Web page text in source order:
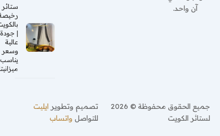
آن واحد.
ستائر
رخيصة
بالكويت
| جودة
عالية
وسعر
يناسب
ميزانيتك
جميع الحقوق محفوظة © 2026
لستائر الكويت
تصميم وتطويرايليت
للتواصلواتساب